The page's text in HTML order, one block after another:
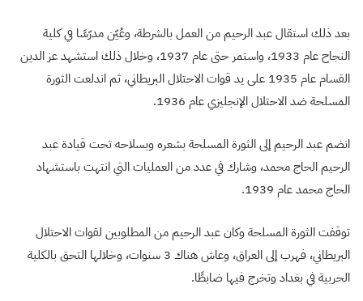
بعد ذلك استقال عبد الرحيم من العمل بالشرطة، وعُيّن مدرّسًا في كلية
النجاح عام 1933، واستمر حتى عام 1937، وخلال ذلك استشهد عز الدين
القسام عام 1935 على يد قوات الاحتلال البريطاني، ثم اندلعت الثورة
المسلحة ضد الاحتلال الإنجليزي عام 1936.
انضم عبد الرحيم إلى الثورة المسلحة بشعره وبسلاحه تحت قيادة عبد
الرحيم الحاج محمد، وشارك في عدد من العمليات التي انتهت باستشهاد
الحاج محمد عام 1939.
توقفت الثورة المسلحة وكان عبد الرحيم من المطلوبين لقوات الاحتلال
البريطاني، فهرب إلى العراق، وعاش هناك 3 سنوات، وخلالها التحق بالكلية
الحربية في بغداد وتخرج فيها ضابطًا.